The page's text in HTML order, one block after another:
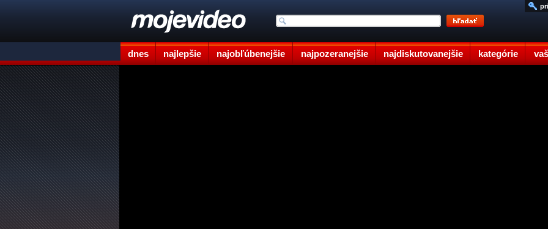
dnes najlepšie najobľúbenejšie najpozeranejšie najdiskutovanejšie kategórie